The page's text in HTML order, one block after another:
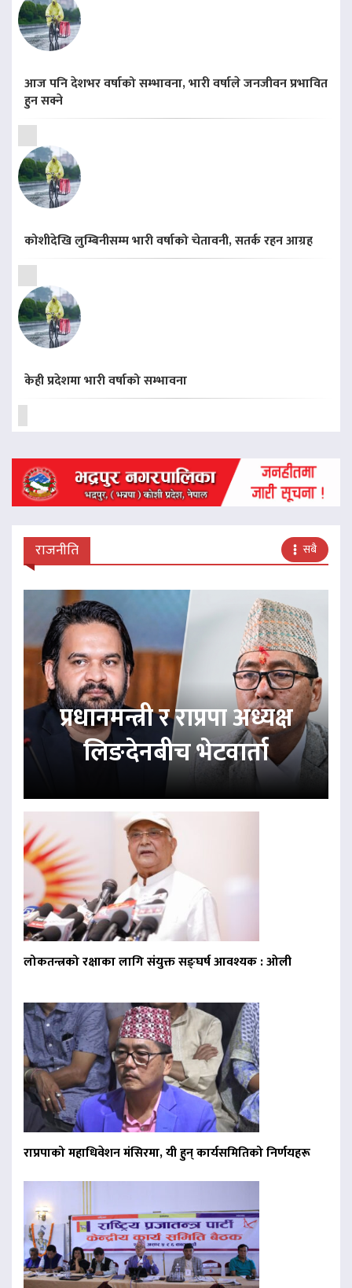
आज पनि देशभर वर्षाको सम्भावना, भारी वर्षाले जनजीवन प्रभावित
हुन सक्ने
कोशीदेखि लुम्बिनीसम्म भारी वर्षाको चेतावनी, सतर्क रहन आग्रह
केही प्रदेशमा भारी वर्षाको सम्भावना
राजनीति सबै
प्रधानमन्त्री र राप्रपा अध्यक्ष
लिङदेनबीच भेटवार्ता
लोकतन्त्रको रक्षाका लागि संयुक्त सङ्घर्ष आवश्यक : ओली
राप्रपाको महाधिवेशन मंसिरमा, यी हुन् कार्यसमितिको निर्णयहरू